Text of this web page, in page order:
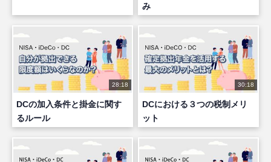
み
28:18
DCの加入条件と掛金に関す
るルール
30:18
DCにおける３つの税制メリ
ット